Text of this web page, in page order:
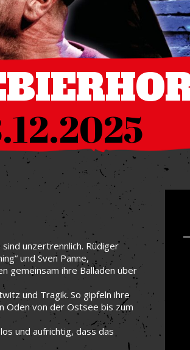
unzertrennlich. Rüdiger
und Sven Panne,
gemeinsam ihre Balladen über
und Tragik. So gipfeln ihre
Oden von der Ostsee bis zum
und aufrichtig, dass das